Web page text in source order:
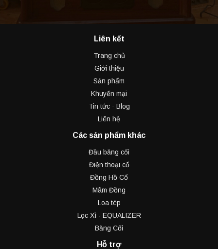
Liên kết
Trang chủ
Giới thiệu
Sản phẩm
Khuyến mại
Tin tức - Blog
Liên hệ
Các sản phẩm khác
Đầu băng cối
Điện thoại cổ
Đồng Hồ Cổ
Mâm Đồng
Loa tép
Lọc Xì - EQUALIZER
Băng Cối
Hỗ trợ